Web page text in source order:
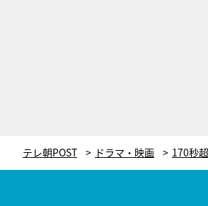
テレ朝POST ドラマ・映画